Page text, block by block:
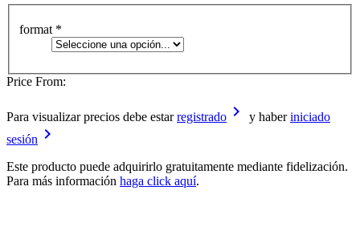
format *
Price From:
Para visualizar precios debe estarregistrado keyboard_arrow_right y haberiniciado
sesión keyboard_arrow_right
Este producto puede adquirirlo gratuitamente mediante fidelización.
Para más información haga click aquí.